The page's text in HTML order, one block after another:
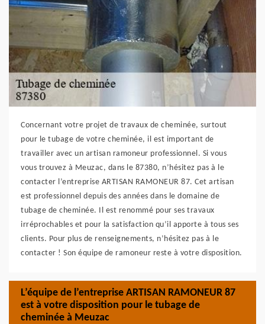
Concernant votre projet de travaux de cheminée, surtout
pour le tubage de votre cheminée, il est important de
travailler avec un artisan ramoneur professionnel. Si vous
vous trouvez à Meuzac, dans le 87380, n’hésitez pas à le
contacter l’entreprise ARTISAN RAMONEUR 87. Cet artisan
est professionnel depuis des années dans le domaine de
tubage de cheminée. Il est renommé pour ses travaux
irréprochables et pour la satisfaction qu’il apporte à tous ses
clients. Pour plus de renseignements, n’hésitez pas à le
contacter ! Son équipe de ramoneur reste à votre disposition.
L’équipe de l’entreprise ARTISAN RAMONEUR 87
est à votre disposition pour le tubage de
cheminée à Meuzac